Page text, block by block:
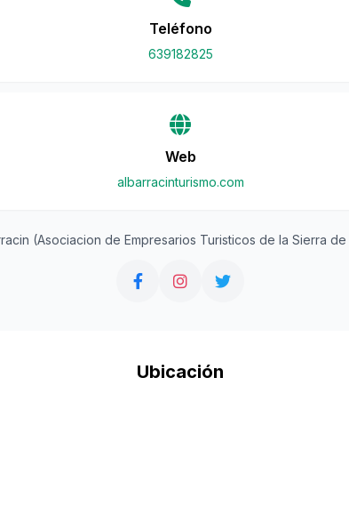
Teléfono
639182825
Web
albarracinturismo.com
(Asociacion de Empresarios Turisticos de la Sierra
Ubicación